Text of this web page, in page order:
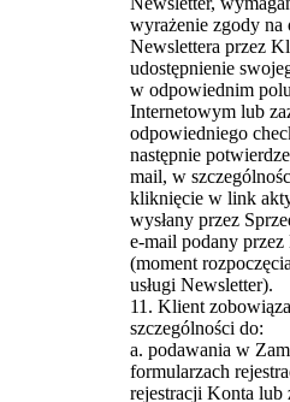
wyrażenie zgody na
Newslettera przez
udostępnienie
w odpowiednim
Internetowym lub
odpowiedniego
następnie
mail, w
kliknięcie w link
wysłany przez
e-mail podany przez
(moment
usługi Newsletter).
11. Klient
szczególności do:
a. podawania w
formularzach
rejestracji Konta lub